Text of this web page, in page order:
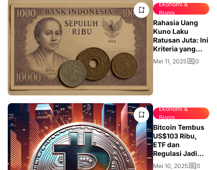
Ekonomi &
Bisnis
Rahasia Uang
Kuno Laku
Ratusan Juta: Ini
Kriteria yang
Dicari Kolektor
Mei 11, 2025 0
Ekonomi &
Bisnis
Bitcoin Tembus
US$103 Ribu,
ETF dan
Regulasi Jadi
Pendorong
Mei 10, 2025 0